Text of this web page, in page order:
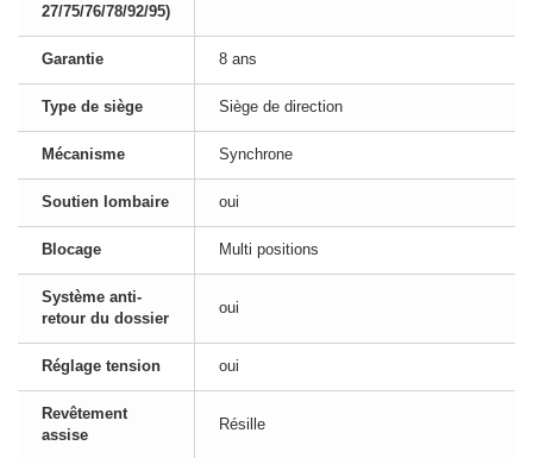
27/75/76/78/92/95)
Garantie 8 ans
Type de siège Siège de direction
Mécanisme Synchrone
Soutien lombaire oui
Blocage Multi positions
Système anti-
retour du dossier
oui
Réglage tension oui
Revêtement
assise
Résille